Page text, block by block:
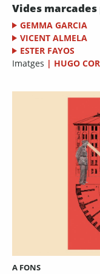
Vides
GEMMA GARCIA
VICENT ALMELA
ESTER FAYOS
Imatges | HUGO
A FONS